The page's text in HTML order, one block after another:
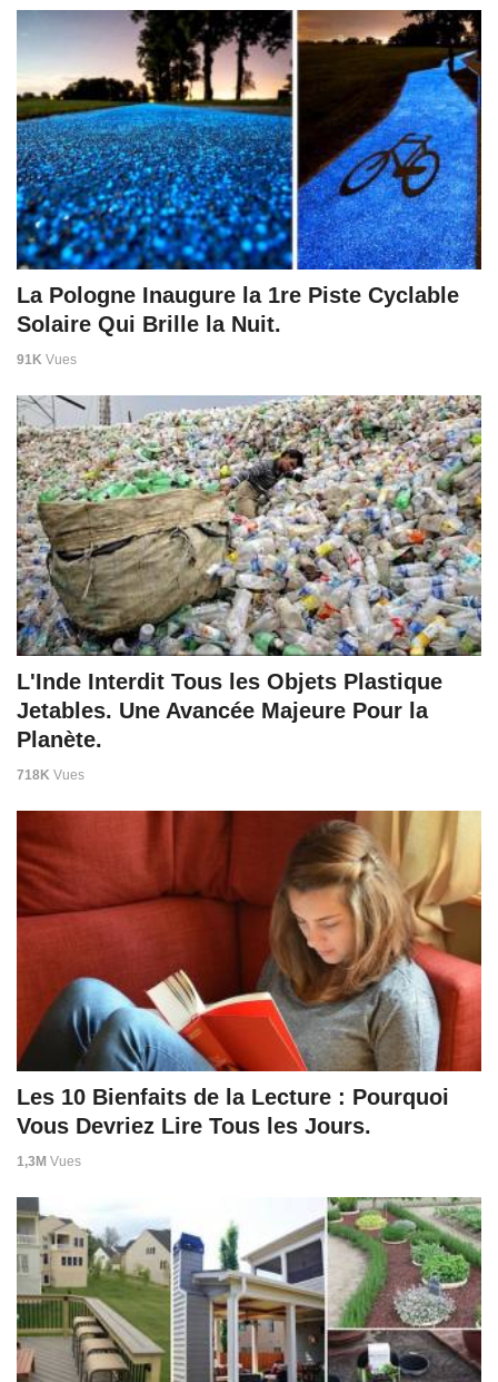
La Pologne Inaugure la 1re Piste Cyclable
Solaire Qui Brille la Nuit.
91K Vues
L'Inde Interdit Tous les Objets Plastique
Jetables. Une Avancée Majeure Pour la
Planète.
718K Vues
Les 10 Bienfaits de la Lecture : Pourquoi
Vous Devriez Lire Tous les Jours.
1,3M Vues